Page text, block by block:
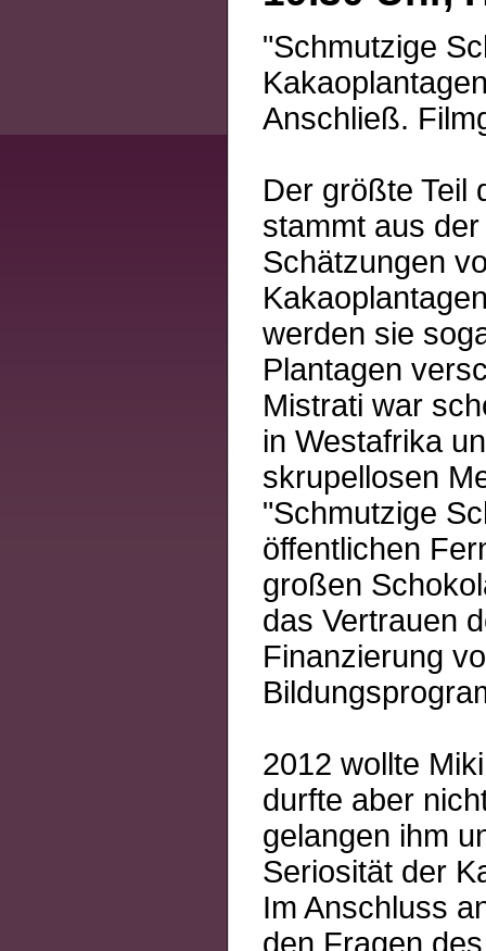
"Schmutzige
Anschließ.
Der größte Teil
stammt aus
Schätzungen
werden sie
Plantagen
Mistrati war
in Westafrika
skrupellosen
"Schmutzige
öffentlichen
großen
das Vertrauen
Finanzierung
2012 wollte
durfte aber
gelangen ihm
Seriosität der
Im Anschluss
den Fragen